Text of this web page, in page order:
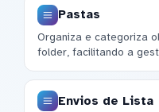
Pastas
Organiza e categoriza
folder, facilitando a
Envios de Lista